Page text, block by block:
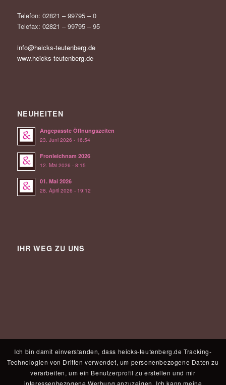
Telefon: 02821 – 99795 – 0
Telefax: 02821 – 99795 – 95
info@heicks-teutenberg.de
www.heicks-teutenberg.de
NEUHEITEN
Angepasste Öffnungszeiten
23. Juni 2026 - 16:54
Fronleichnam 2026
12. Mai 2026 - 8:15
01. Mai 2026
28. April 2026 - 19:12
IHR WEG ZU UNS
Ich bin damit einverstanden, dass heicks-teutenberg.de Tracking-
Technologien von Dritten verwendet, um personenbezogene Daten zu
verarbeiten, um ein Benutzerprofil zu erstellen und mir
interessenbezogene Werbung anzuzeigen. Ich kann meine